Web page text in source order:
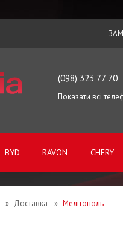
(098) 323 77 70
Показати всі
BYD RAVON CHERY
» Доставка » Мелітополь